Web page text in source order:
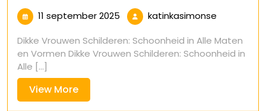
11 september 2025
september
2025
katinkasimonse
Dikke Vrouwen Schilderen: Schoonheid in Alle Maten
en Vormen Dikke Vrouwen Schilderen: Schoonheid in
Alle [...]
View MoreView
More